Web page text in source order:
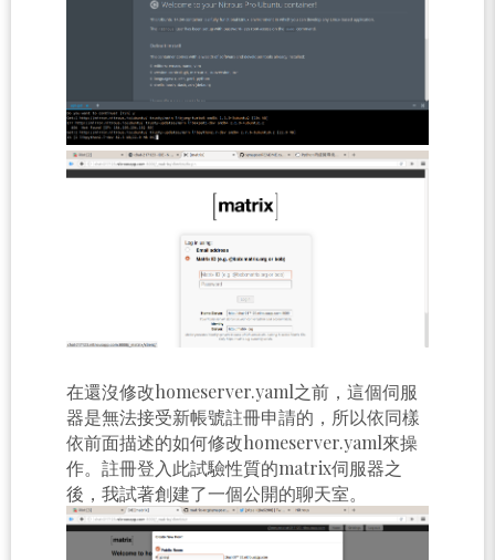
在還沒修改homeserver.yaml之前，這個伺服
器是無法接受新帳號註冊申請的，所以依同樣
依前面描述的如何修改homeserver.yaml來操
作。註冊登入此試驗性質的matrix伺服器之
後，我試著創建了一個公開的聊天室。